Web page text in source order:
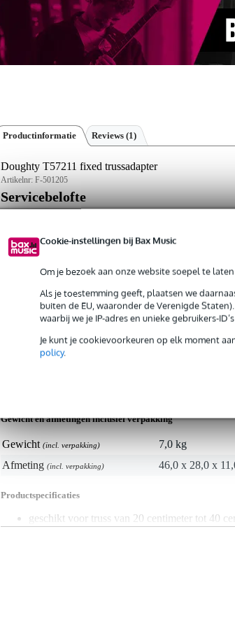
Cookie-instellingen bij Bax Music
Om je bezoek aan onze website soepel te
Als je toestemming geeft, plaatsen we
buiten de EU, waaronder de Verenigde
waarbij we je IP-adres en unieke gebruikers-
Je kunt je cookievoorkeuren op elk moment
policy.
Productinformatie Reviews (1)
Doughty T57211 fixed trussadapter
Artikelnr: F-501205
Servicebelofte
Op dit product krijg je 3 jaar Bax Music Garantie.
'Fixed trussadapter' uitgerust met 2 slimline half
Specificaties
Gewicht en afmetingen inclusief verpakking
Gewicht (incl. verpakking)
7,0 kg
Afmeting (incl. verpakking) 46,0 x 28,0 x
Productspecificaties
geschikt voor truss van 20 centimeter tot 40
diameter van truss: 48-51mm